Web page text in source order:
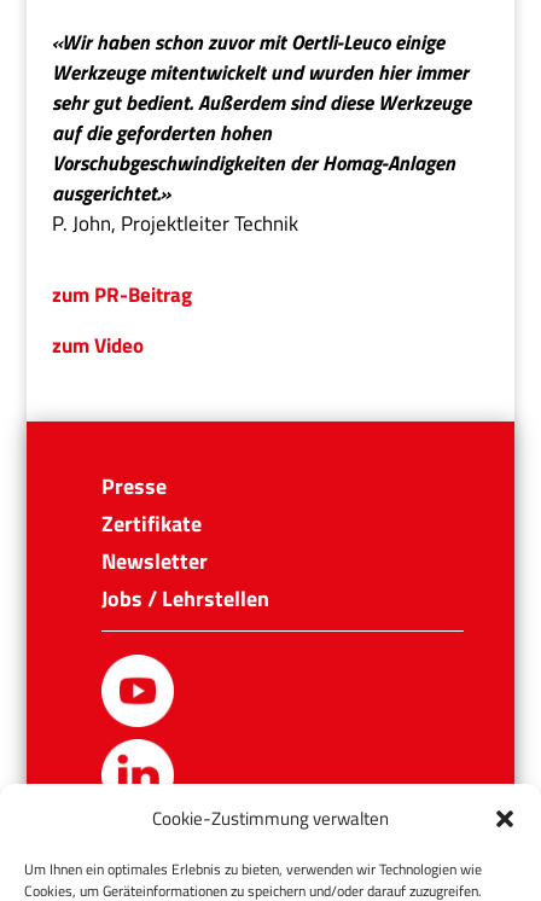
Cookie-Zustimmung verwalten
Um Ihnen ein optimales Erlebnis zu bieten, verwenden wir Technologien wie
Cookies, um Geräteinformationen zu speichern und/oder darauf zuzugreifen.
«Wir haben schon zuvor mit Oertli-Leuco einige
Werkzeuge mitentwickelt und wurden hier immer
sehr gut bedient. Außerdem sind diese Werkzeuge
auf die geforderten hohen
Vorschubgeschwindigkeiten der Homag-Anlagen
ausgerichtet.»
P. John, Projektleiter Technik
zum PR-Beitrag
zum Video
Presse
Zertifikate
Newsletter
Jobs / Lehrstellen